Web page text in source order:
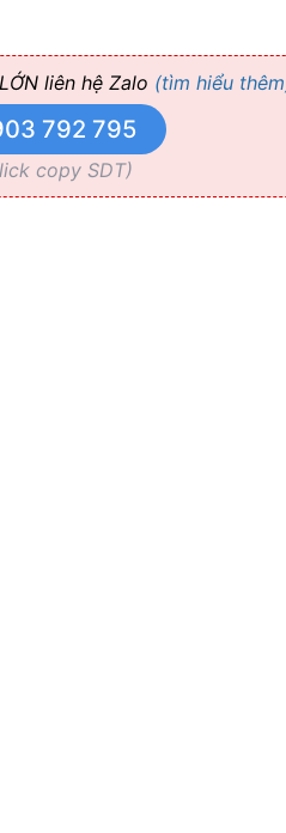
liên hệ Zalo (tìm hiểu
792 795
copy SDT)